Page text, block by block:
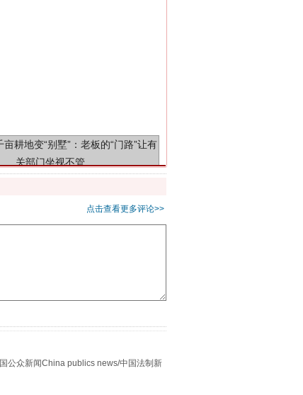
点击查看更多评论>>
公众新闻China publics news/中国法制新